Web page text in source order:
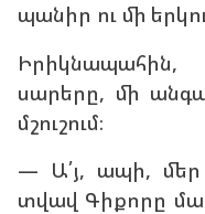
պանիր ու մի
սարերը, մի
մշուշում։
— Ա՛յ, ապի, մեր
տվավ Գիքորը